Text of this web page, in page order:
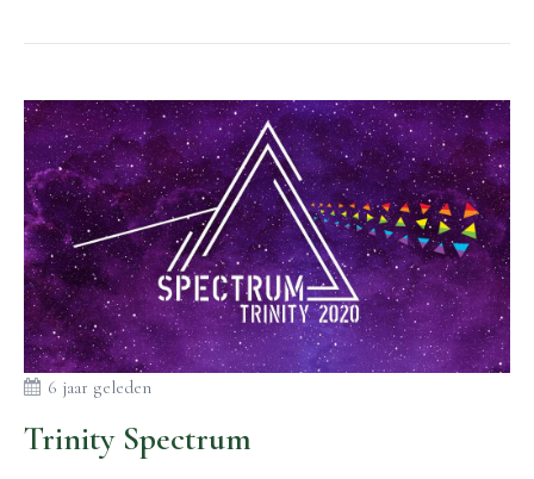
6 jaar geleden
Trinity Spectrum